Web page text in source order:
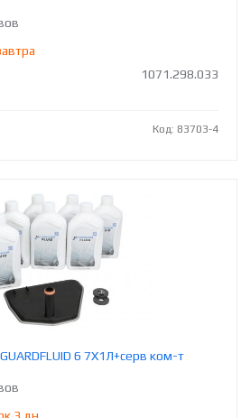
1071.298.033
Код: 83703-4
6 7Х1Л+серв ком-т
3 дн.